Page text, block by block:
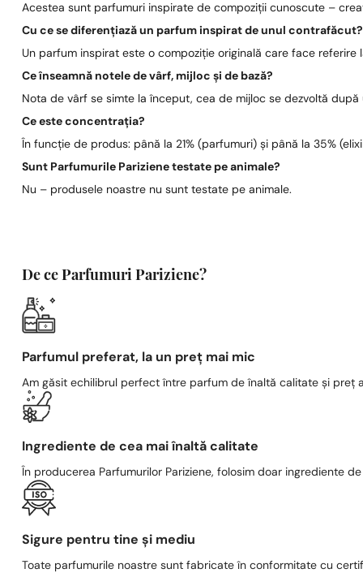
Acestea sunt parfumuri inspirate de compoziții cunoscute –
Cu ce se diferențiază un parfum inspirat de unul contrafăcut?
Un parfum inspirat este o compoziție originală care face
Ce înseamnă notele de vârf, mijloc și de bază?
Nota de vârf se simte la început, cea de mijloc se dezvoltă
Ce este concentrația?
În funcție de produs: până la 21% (parfumuri) și până la 35%
Sunt Parfumurile Pariziene testate pe animale?
Nu – produsele noastre nu sunt testate pe animale.
De ce Parfumuri Pariziene?
Parfumul preferat, la un preț mai mic
Am găsit echilibrul perfect între parfum de înaltă calitate și preț
Ingrediente de cea mai înaltă calitate
În producerea Parfumurilor Pariziene, folosim doar ingrediente
Sigure pentru tine și mediu
Toate parfumurile noastre sunt fabricate în conformitate cu